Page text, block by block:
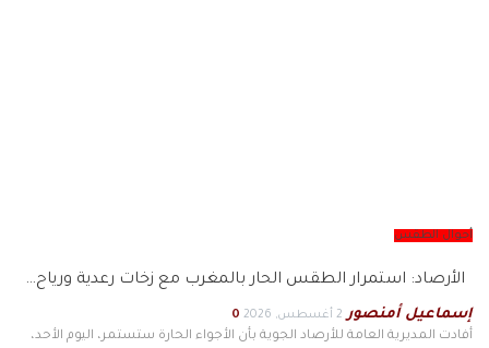
أحوال الطقس
الأرصاد: استمرار الطقس الحار بالمغرب مع زخات رعدية ورياح…
إسماعيل أمنصور 2 أغسطس, 2026 0
أفادت المديرية العامة للأرصاد الجوية بأن الأجواء الحارة ستستمر، اليوم الأحد،